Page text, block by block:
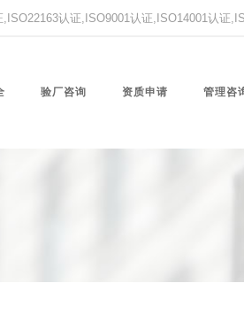
认证,ISO9001认证,ISO14001认证
验厂咨询 资质申请 管理咨